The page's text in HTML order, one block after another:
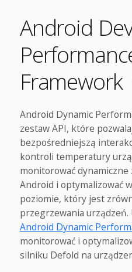
Android
Framework
Android Dynamic
zestaw API, które
bezpośredniejszą
kontroli temperatury
monitorować dynamiczne
Android i optymalizować
poziomie, który jest
przegrzewania urządzeń.
Android Dynamic
monitorować i
silniku Defold na